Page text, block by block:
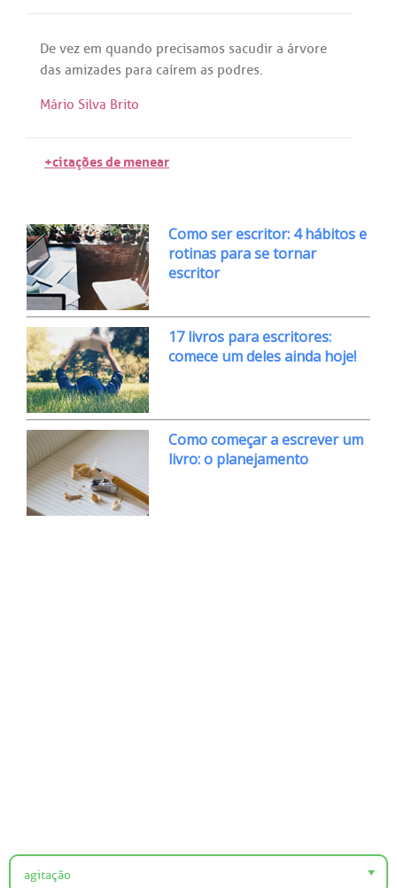
De vez em quando precisamos sacudir a árvore
das amizades para caírem as podres.
Mário Silva Brito
+citações de menear
Como ser escritor: 4 hábitos e
rotinas para se tornar
escritor
17 livros para escritores:
comece um deles ainda hoje!
Como começar a escrever um
livro: o planejamento
agitação